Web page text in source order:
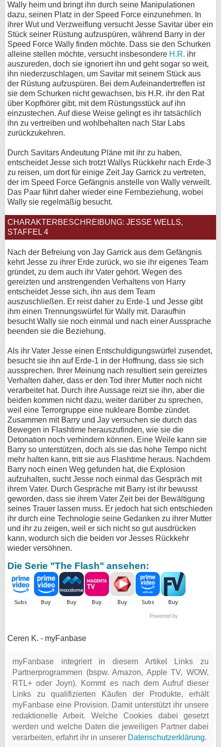
Wally heim und bringt ihn durch seine Manipulationen
dazu, seinen Platz in der Speed Force einzunehmen. In
ihrer Wut und Verzweiflung versucht Jesse Savitar über ein
Stück seiner Rüstung aufzuspüren, während Barry in der
Speed Force Wally finden möchte. Dass sie den Schurken
alleine stellen möchte, versucht insbesondere H.R. ihr
auszureden, doch sie ignoriert ihn und geht sogar so weit,
ihn niederzuschlagen, um Savitar mit seinem Stück aus
der Rüstung aufzuspüren. Bei dem Aufeinandertreffen ist
sie dem Schurken nicht gewachsen, bis H.R. ihr den Rat
über Kopfhörer gibt, mit dem Rüstungsstück auf ihn
einzustechen. Auf diese Weise gelingt es ihr tatsächlich
ihn zu vertreiben und wohlbehalten nach Star Labs
zurückzukehren.
Durch Savitars Andeutung Pläne mit ihr zu haben,
entscheidet Jesse sich trotzt Wallys Rückkehr nach Erde-3
zu reisen, um dort für einige Zeit Jay Garrick zu vertreten,
der im Speed Force Gefängnis anstelle von Wally verweilt.
Das Paar führt daher wieder eine Fernbeziehung, wobei
Wally sie regelmäßig besucht.
CHARAKTERBESCHREIBUNG: JESSE WELLS,
STAFFEL 4
Nach der Befreiung von Jay Garrick aus dem Gefängnis
kehrt Jesse zu ihrer Erde zurück, wo sie ihr eigenes Team
gründet, zu dem auch ihr Vater gehört. Wegen des
gereizten und anstrengenden Verhaltens von Harry
entscheidet Jesse sich, ihn aus dem Team
auszuschließen. Er reist daher zu Erde-1 und Jesse gibt
ihm einen Trennungswürfel für Wally mit. Daraufhin
besucht Wally sie noch einmal und nach einer Aussprache
beenden sie die Beziehung.
Als ihr Vater Jesse einen Entschuldigungswürfel zusendet,
besucht sie ihn auf Erde-1 in der Hoffnung, dass sie sich
aussprechen. Ihrer Meinung nach resultiert sein gereiztes
Verhalten daher, dass er den Tod ihrer Mutter noch nicht
verarbeitet hat. Durch ihre Aussage reizt sie ihn, aber die
beiden kommen nicht dazu, weiter darüber zu sprechen,
weil eine Terrorgruppe eine nukleare Bombe zündet.
Zusammen mit Barry und Jay versuchen sie durch das
Bewegen in Flashtime herauszufinden, wie sie die
Detonation noch verhindern können. Eine Weile kann sie
Barry so unterstützen, doch als sie das hohe Tempo nicht
mehr halten kann, tritt sie aus Flashtime heraus. Nachdem
Barry noch einen Weg gefunden hat, die Explosion
aufzuhalten, sucht Jesse noch einmal das Gespräch mit
ihrem Vater. Durch Gespräche mit Barry ist ihr bewusst
geworden, dass sie ihrem Vater Zeit bei der Bewältigung
seines Trauer lassen muss. Er jedoch hat sich entschieden
ihr durch eine Technologie seine Gedanken zu ihrer Mutter
und ihr zu zeigen, weil er sich nicht so gut ausdrücken
kann, wodurch sich die beiden vor Jesses Rückkehr
wieder versöhnen.
Die Serie "The Flash" ansehen:
Powered by
Ceren K. - myFanbase
myFanbase integriert in diesem Artikel Links zu
Partnerprogrammen (bspw. Amazon, Apple TV, WOW,
RTL+ oder Joyn). Kommt es nach dem Aufruf dieser
Links zu qualifizierten Käufen der Produkte, erhält
myFanbase eine Provision. Damit unterstützt ihr unsere
redaktionelle Arbeit. Welche Cookies dabei gesetzt
werden und welche Daten die jeweiligen Partner dabei
verarbeiten, erfahrt ihr in unserer Datenschutzerklärung.